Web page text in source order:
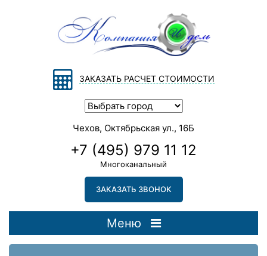
ЗАКАЗАТЬ РАСЧЕТ СТОИМОСТИ
Чехов, Октябрьская ул., 16Б
+7 (495) 979 11 12
Многоканальный
ЗАКАЗАТЬ ЗВОНОК
Меню